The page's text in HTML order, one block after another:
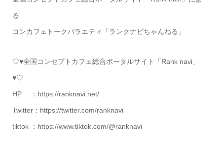
る
コンカフェトークバラエティ「ランクナビちゃんねる」
♡♥全国コンセプトカフェ総合ポータルサイト「Rank navi」
♥♡
HP ：https://ranknavi.net/
Twitter：https://twitter.com/ranknavi
tiktok ：https://www.tiktok.com/@ranknavi